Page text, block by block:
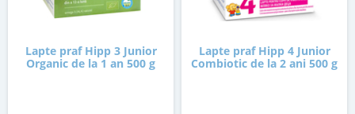
Lapte praf Hipp 3 Junior
Organic de la 1 an 500 g
Lapte praf Hipp 4 Junior
Combiotic de la 2 ani 500 g